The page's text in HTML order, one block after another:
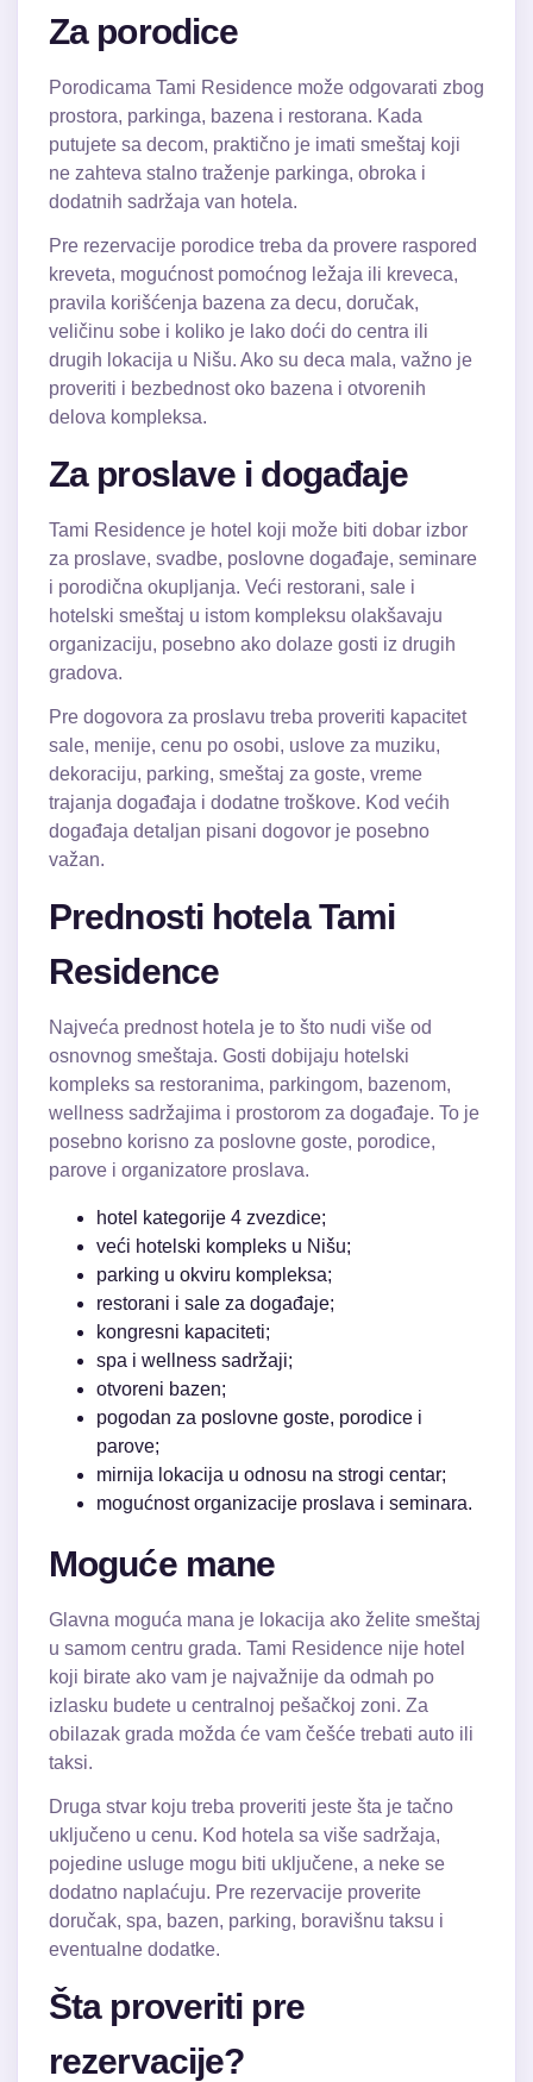
Za porodice
Porodicama Tami Residence može odgovarati zbog
prostora, parkinga, bazena i restorana. Kada
putujete sa decom, praktično je imati smeštaj koji
ne zahteva stalno traženje parkinga, obroka i
dodatnih sadržaja van hotela.
Pre rezervacije porodice treba da provere raspored
kreveta, mogućnost pomoćnog ležaja ili kreveca,
pravila korišćenja bazena za decu, doručak,
veličinu sobe i koliko je lako doći do centra ili
drugih lokacija u Nišu. Ako su deca mala, važno je
proveriti i bezbednost oko bazena i otvorenih
delova kompleksa.
Za proslave i događaje
Tami Residence je hotel koji može biti dobar izbor
za proslave, svadbe, poslovne događaje, seminare
i porodična okupljanja. Veći restorani, sale i
hotelski smeštaj u istom kompleksu olakšavaju
organizaciju, posebno ako dolaze gosti iz drugih
gradova.
Pre dogovora za proslavu treba proveriti kapacitet
sale, menije, cenu po osobi, uslove za muziku,
dekoraciju, parking, smeštaj za goste, vreme
trajanja događaja i dodatne troškove. Kod većih
događaja detaljan pisani dogovor je posebno
važan.
Prednosti hotela Tami
Residence
Najveća prednost hotela je to što nudi više od
osnovnog smeštaja. Gosti dobijaju hotelski
kompleks sa restoranima, parkingom, bazenom,
wellness sadržajima i prostorom za događaje. To je
posebno korisno za poslovne goste, porodice,
parove i organizatore proslava.
hotel kategorije 4 zvezdice;
veći hotelski kompleks u Nišu;
parking u okviru kompleksa;
restorani i sale za događaje;
kongresni kapaciteti;
spa i wellness sadržaji;
otvoreni bazen;
pogodan za poslovne goste, porodice i
parove;
mirnija lokacija u odnosu na strogi centar;
mogućnost organizacije proslava i seminara.
Moguće mane
Glavna moguća mana je lokacija ako želite smeštaj
u samom centru grada. Tami Residence nije hotel
koji birate ako vam je najvažnije da odmah po
izlasku budete u centralnoj pešačkoj zoni. Za
obilazak grada možda će vam češće trebati auto ili
taksi.
Druga stvar koju treba proveriti jeste šta je tačno
uključeno u cenu. Kod hotela sa više sadržaja,
pojedine usluge mogu biti uključene, a neke se
dodatno naplaćuju. Pre rezervacije proverite
doručak, spa, bazen, parking, boravišnu taksu i
eventualne dodatke.
Šta proveriti pre
rezervacije?